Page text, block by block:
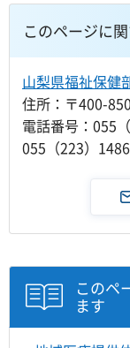
このページに
山梨県福祉保健
住所：〒400-
電話番号：055
055（223）1486
このペ
ます